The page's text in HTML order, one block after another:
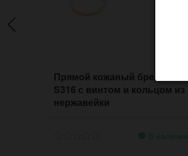
Прямой кожаный брелок
S316 с винтом и кольцом из
нержавейки
В наличии